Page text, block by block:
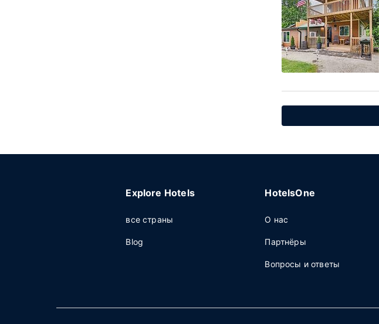
Explore Hotels
все страны
Blog
HotelsOne
О нас
Партнёры
Вопросы и ответы